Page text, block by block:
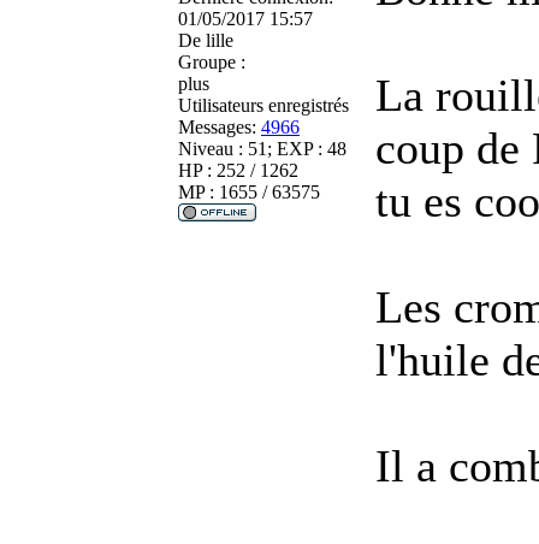
01/05/2017 15:57
De lille
Groupe :
plus
Utilisateurs enregistrés
Messages: 4966
Niveau : 51; EXP : 48
HP : 252 / 1262
MP : 1655 / 63575
La
coup de
tu es
Les
l'huile
Il a